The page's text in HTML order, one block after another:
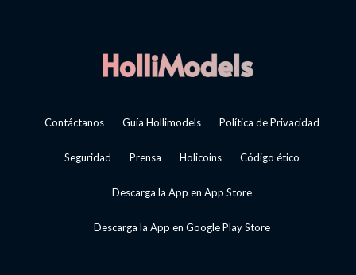
Contáctanos Guía Hollimodels Política de Privacidad
Seguridad Prensa Holicoins Código ético
Descarga la App en App Store
Descarga la App en Google Play Store